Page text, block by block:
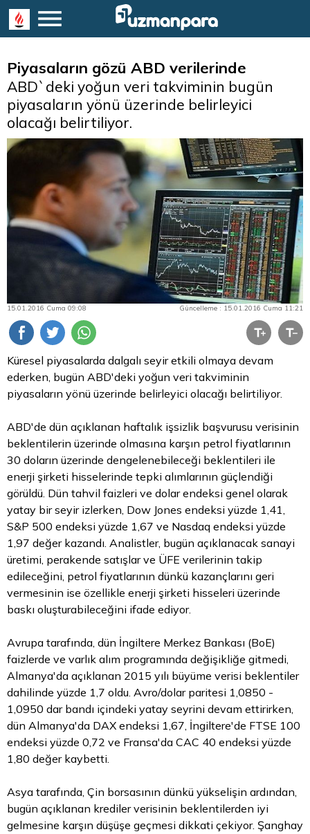
Piyasaların gözü ABD verilerinde
ABD`deki yoğun veri takviminin bugün
piyasaların yönü üzerinde belirleyici
olacağı belirtiliyor.
15.01.2016 Cuma 09:08 Güncelleme : 15.01.2016 Cuma 11:21
Küresel piyasalarda dalgalı seyir etkili olmaya devam
ederken, bugün ABD'deki yoğun veri takviminin
piyasaların yönü üzerinde belirleyici olacağı belirtiliyor.
ABD'de dün açıklanan haftalık işsizlik başvurusu verisinin
beklentilerin üzerinde olmasına karşın petrol fiyatlarının
30 doların üzerinde dengelenebileceği beklentileri ile
enerji şirketi hisselerinde tepki alımlarının güçlendiği
görüldü. Dün tahvil faizleri ve dolarendeksi genel olarak
yatay bir seyir izlerken, Dow Jones endeksi yüzde 1,41,
S&P 500 endeksi yüzde 1,67 ve Nasdaq endeksi yüzde
1,97 değer kazandı. Analistler, bugün açıklanacak sanayi
üretimi, perakende satışlar ve ÜFE verilerinin takip
edileceğini, petrol fiyatlarının dünkü kazançlarını geri
vermesinin ise özellikle enerji şirketi hisseleri üzerinde
baskı oluşturabileceğini ifade ediyor.
Avrupa tarafında, dün İngiltere Merkez Bankası (BoE)
faizlerde ve varlık alım programında değişikliğe gitmedi,
Almanya'da açıklanan 2015 yılı büyüme verisi beklentiler
dahilinde yüzde 1,7 oldu. Avro/dolar paritesi 1,0850 -
1,0950 dar bandı içindeki yatay seyrini devam ettirirken,
dün Almanya'da DAX endeksi 1,67, İngiltere'de FTSE 100
endeksi yüzde 0,72 ve Fransa'da CAC 40 endeksi yüzde
1,80 değer kaybetti.
Asya tarafında, Çin borsasının dünkü yükselişin ardından,
bugün açıklanan krediler verisinin beklentilerden iyi
gelmesine karşın düşüşe geçmesi dikkati çekiyor. Şanghay